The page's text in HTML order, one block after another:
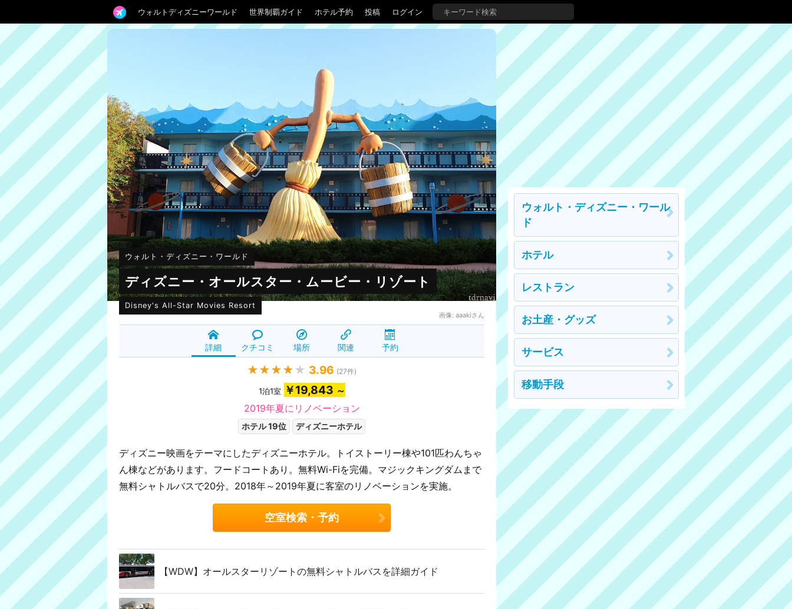
ウォルトディズニーワールド 世界制覇ガイド ホテル予約 投稿 ログイン
ウォルト・ディズニー・ワールド
ディズニー・オールスター・ムービー・リゾート
Disney's All-Star Movies Resort
画像: aaakiさん
詳細 クチコミ 場所 関連 予約
★★★★ ★ 3.96 (27件)
1泊1室 ￥19,843 ～
2019年夏にリノベーション
ホテル 19位 ディズニーホテル
ディズニー映画をテーマにしたディズニーホテル。トイストーリー棟や101匹わんちゃ
ん棟などがあります。フードコートあり。無料Wi-Fiを完備。マジックキングダムまで
無料シャトルバスで20分。2018年～2019年夏に客室のリノベーションを実施。
空室検索・予約
【WDW】オールスターリゾートの無料シャトルバスを詳細ガイド
ウォルト・ディズニー・ワール
ド
ホテル
レストラン
お土産・グッズ
サービス
移動手段